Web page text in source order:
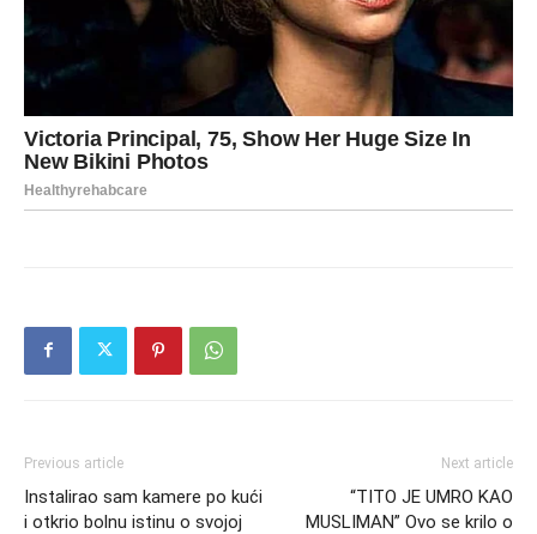
Previous article
Instalirao sam kamere po kući
i otkrio bolnu istinu o svojoj
Next article
“TITO JE UMRO KAO
MUSLIMAN” Ovo se krilo o